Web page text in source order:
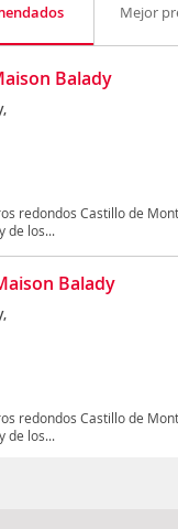
Mejor
Balady
redondos Castillo de
de los...
Balady
redondos Castillo de
de los...